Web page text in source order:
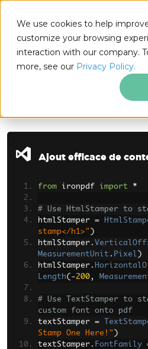
We use cookies to help
customize your browsing
interaction with our company.
more, see our Privacy Policy.
Python
Passer au contenu du pied de
Ajout efficace de
from ironpdf import *
# Use HtmlStamper to
htmlStamper =
stamp</h1>" )
htmlStamper .
MeasurementUnit . Pixel )
htmlStamper .
Length(-200,
# Use TextStamper to
custom font onto pdf
textStamper =
Stamp One Here!" )
textStamper . FontFamily